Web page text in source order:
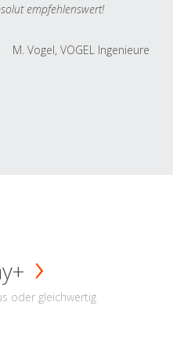
empfehlenswert!
M. Vogel, VOGEL Ingenieure
oder gleichwertig